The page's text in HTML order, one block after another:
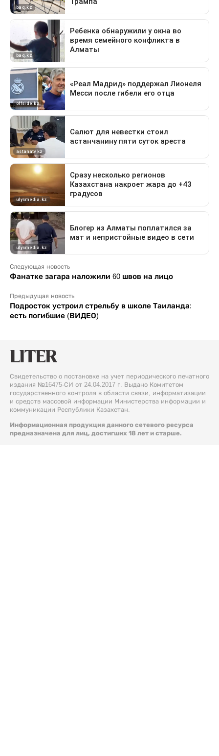
Следующая новость
Фанатке загара наложили 60 швов на лицо
Предыдущая новость
Подросток устроил стрельбу в школе Таиланда:
есть погибшие (ВИДЕО)
Свидетельство о постановке на учет периодического печатного
издания №16475-СИ от 24.04.2017 г. Выдано Комитетом
государственного контроля в области связи, информатизации
и средств массовой информации Министерства информации и
коммуникации Республики Казахстан.
Информационная продукция данного сетевого ресурса
предназначена для лиц, достигших 18 лет и старше.